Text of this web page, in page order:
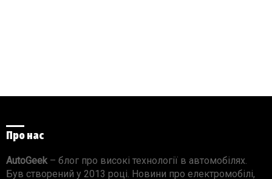
Про нас
AutoGeek– блог про високі технології в автомобілях.
Був створений у 2013 році. Новини про електромобілі,